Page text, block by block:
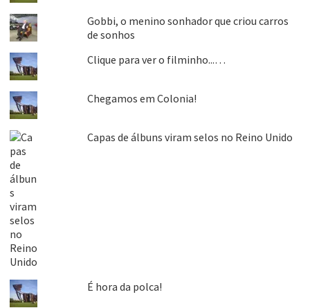
Gobbi, o menino sonhador que criou carros
de sonhos
Clique para ver o filminho...…
Chegamos em Colonia!
Capas de álbuns viram selos no Reino Unido
É hora da polca!